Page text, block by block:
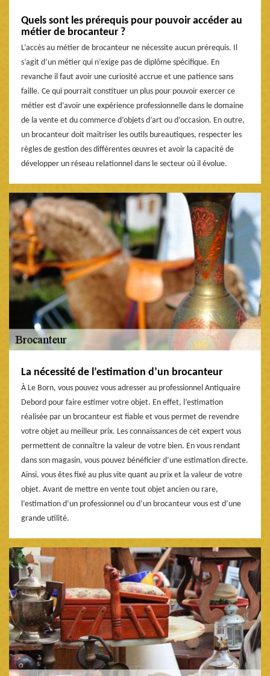
Quels sont les prérequis pour pouvoir accéder au
métier de brocanteur ?
L’accès au métier de brocanteur ne nécessite aucun prérequis. Il
s’agit d’un métier qui n’exige pas de diplôme spécifique. En
revanche il faut avoir une curiosité accrue et une patience sans
faille. Ce qui pourrait constituer un plus pour pouvoir exercer ce
métier est d’avoir une expérience professionnelle dans le domaine
de la vente et du commerce d’objets d’art ou d’occasion. En outre,
un brocanteur doit maitriser les outils bureautiques, respecter les
règles de gestion des différentes œuvres et avoir la capacité de
développer un réseau relationnel dans le secteur où il évolue.
La nécessité de l’estimation d’un brocanteur
À Le Born, vous pouvez vous adresser au professionnel Antiquaire
Debord pour faire estimer votre objet. En effet, l’estimation
réalisée par un brocanteur est fiable et vous permet de revendre
votre objet au meilleur prix. Les connaissances de cet expert vous
permettent de connaître la valeur de votre bien. En vous rendant
dans son magasin, vous pouvez bénéficier d’une estimation directe.
Ainsi, vous êtes fixé au plus vite quant au prix et la valeur de votre
objet. Avant de mettre en vente tout objet ancien ou rare,
l’estimation d’un professionnel ou d’un brocanteur vous est d’une
grande utilité.